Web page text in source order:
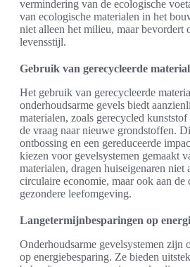
vermindering van de ecologische
van ecologische materialen in het
niet alleen het milieu, maar bevordert
levensstijl.
Gebruik van gerecycleerde
Het gebruik van gerecycleerde
onderhoudsarme gevels biedt
materialen, zoals gerecycled
de vraag naar nieuwe grondstoffen.
ontbossing en een gereduceerde
kiezen voor gevelsystemen gemaakt
materialen, dragen huiseigenaren niet
circulaire economie, maar ook aan de
gezondere leefomgeving.
Langetermijnbesparingen op
Onderhoudsarme gevelsystemen zijn
op energiebesparing. Ze bieden